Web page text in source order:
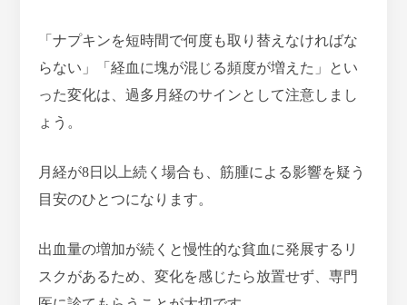
「ナプキンを短時間で何度も取り替えなければな
らない」「経血に塊が混じる頻度が増えた」とい
った変化は、過多月経のサインとして注意しまし
ょう。
月経が8日以上続く場合も、筋腫による影響を疑う
目安のひとつになります。
出血量の増加が続くと慢性的な貧血に発展するリ
スクがあるため、変化を感じたら放置せず、専門